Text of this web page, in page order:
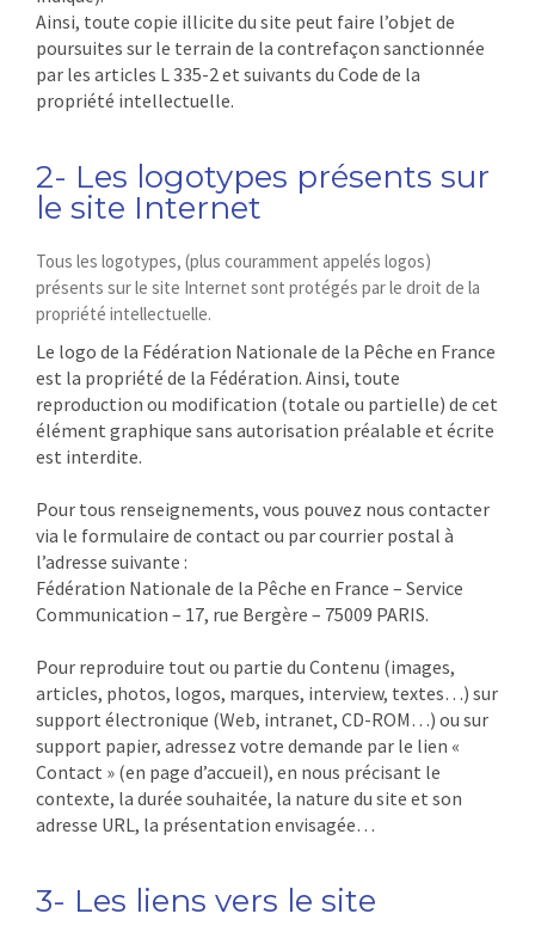
Ainsi, toute copie illicite du site peut faire l’objet de
poursuites sur le terrain de la contrefaçon sanctionnée
par les articles L 335-2 et suivants du Code de la
propriété intellectuelle.
2- Les logotypes présents sur
le site Internet
Tous les logotypes, (plus couramment appelés logos)
présents sur le site Internet sont protégés par le droit de la
propriété intellectuelle.
Le logo de la Fédération Nationale de la Pêche en France
est la propriété de la Fédération. Ainsi, toute
reproduction ou modification (totale ou partielle) de cet
élément graphique sans autorisation préalable et écrite
est interdite.
Pour tous renseignements, vous pouvez nous contacter
via le formulaire de contact ou par courrier postal à
l’adresse suivante :
Fédération Nationale de la Pêche en France – Service
Communication – 17, rue Bergère – 75009 PARIS.
Pour reproduire tout ou partie du Contenu (images,
articles, photos, logos, marques, interview, textes…) sur
support électronique (Web, intranet, CD-ROM…) ou sur
support papier, adressez votre demande par le lien «
Contact » (en page d’accueil), en nous précisant le
contexte, la durée souhaitée, la nature du site et son
adresse URL, la présentation envisagée…
3- Les liens vers le site